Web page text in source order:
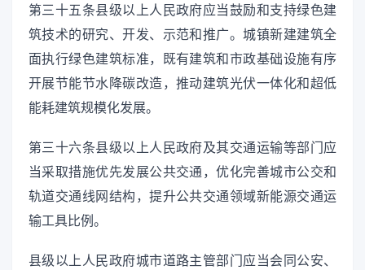
第三十五条县级以上人民政府应当鼓励和支持绿色建
筑技术的研究、开发、示范和推广。城镇新建建筑全
面执行绿色建筑标准，既有建筑和市政基础设施有序
开展节能节水降碳改造，推动建筑光伏一体化和超低
能耗建筑规模化发展。
第三十六条县级以上人民政府及其交通运输等部门应
当采取措施优先发展公共交通，优化完善城市公交和
轨道交通线网结构，提升公共交通领域新能源交通运
输工具比例。
县级以上人民政府城市道路主管部门应当会同公安、